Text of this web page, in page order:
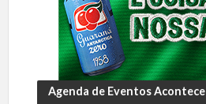
Agenda de Eventos Acontece